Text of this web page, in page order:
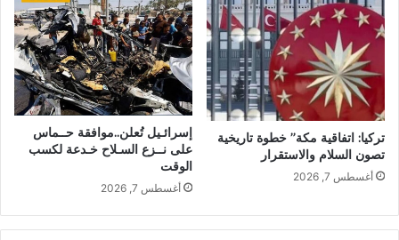
تركيا: اتفاقية مكة” خطوة تاريخية
تصون السلام والاستقرار
أغسطس 7, 2026
إسرائـيل تُعلن..موافقة حــماس
على نــزع السـلاح خـدعة لكسب
الوقت
أغسطس 7, 2026